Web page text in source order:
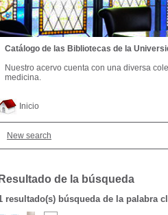
Inicio
New search
Resultado de la búsqueda
resultado(s) búsqueda de la palabra
Catálogo de las Bibliotecas de la
Nuestro acervo cuenta con una diversa
medicina.